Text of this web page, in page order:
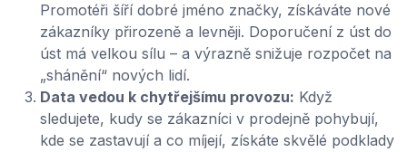
Promotéři šíří dobré jméno značky, získáváte nové
zákazníky přirozeně a levněji. Doporučení z úst do
úst má velkou sílu – a výrazně snižuje rozpočet na
„shánění“ nových lidí.
Data vedou k chytřejšímu provozu: Když
sledujete, kudy se zákazníci v prodejně pohybují,
kde se zastavují a co míjejí, získáte skvělé podklady